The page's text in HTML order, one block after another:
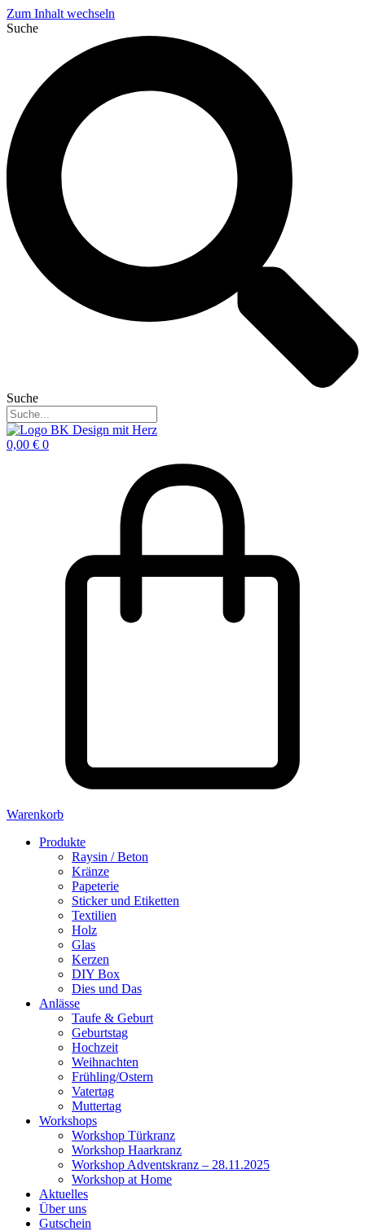
Zum Inhalt wechseln
Suche
Suche
0,00 € 0
Warenkorb
Produkte
Raysin / Beton
Kränze
Papeterie
Sticker und Etiketten
Textilien
Holz
Glas
Kerzen
DIY Box
Dies und Das
Anlässe
Taufe & Geburt
Geburtstag
Hochzeit
Weihnachten
Frühling/Ostern
Vatertag
Muttertag
Workshops
Workshop Türkranz
Workshop Haarkranz
Workshop Adventskranz – 28.11.2025
Workshop at Home
Aktuelles
Über uns
Gutschein